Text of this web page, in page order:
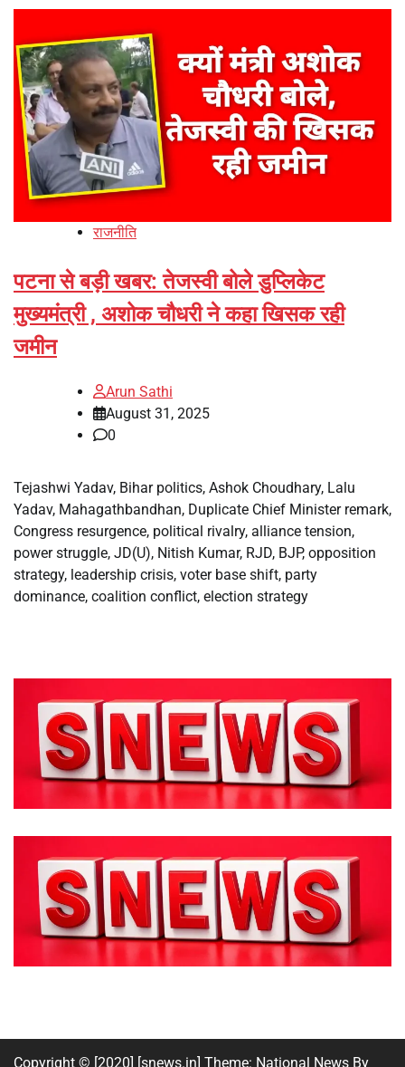
राजनीति
पटना से बड़ी खबर: तेजस्वी बोले डुप्लिकेट
मुख्यमंत्री , अशोक चौधरी ने कहा खिसक रही
जमीन
Arun Sathi
August 31, 2025
0
Tejashwi Yadav, Bihar politics, Ashok Choudhary, Lalu
Yadav, Mahagathbandhan, Duplicate Chief Minister remark,
Congress resurgence, political rivalry, alliance tension,
power struggle, JD(U), Nitish Kumar, RJD, BJP, opposition
strategy, leadership crisis, voter base shift, party
dominance, coalition conflict, election strategy
Copyright © [2020] [snews.in] Theme: National News By